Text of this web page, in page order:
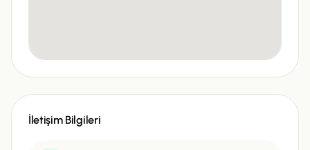
İletişim Bilgileri